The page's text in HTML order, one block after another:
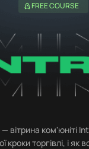
FREE COURSE
— вітрина ком'юніті
кроки торгівлі, і як